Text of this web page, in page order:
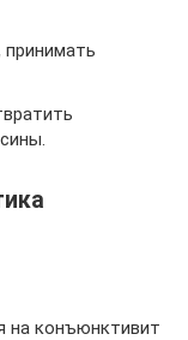
принимать
на конъюнктивит